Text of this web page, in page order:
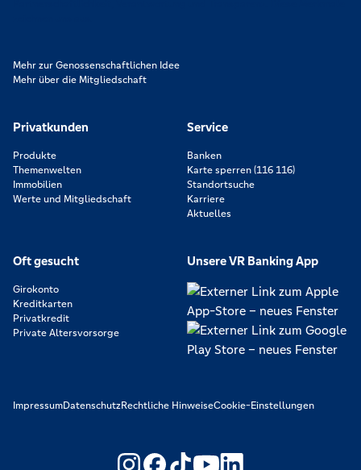
Mehr zur Genossenschaftlichen Idee
Mehr über die Mitgliedschaft
Privatkunden
Produkte
Themenwelten
Immobilien
Werte und Mitgliedschaft
Service
Banken
Karte sperren (116 116)
Standortsuche
Karriere
Aktuelles
Oft gesucht
Girokonto
Kreditkarten
Privatkredit
Private Altersvorsorge
Unsere VR Banking App
ImpressumDatenschutzRechtliche HinweiseCookie-Einstellungen
https://www.youtube.com/
https://